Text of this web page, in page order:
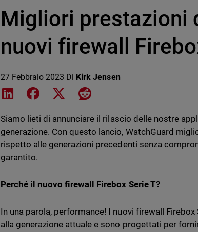
Migliori prestazioni
nuovi firewall
27 Febbraio 2023 Di Kirk Jensen
Share on LinkedIn
Share on Facebook
Share on XShare on Reddit
Siamo lieti di annunciare il rilascio delle nostre
generazione. Con questo lancio, WatchGuard
rispetto alle generazioni precedenti senza
garantito.
Perché il nuovo firewall Firebox Serie T?
In una parola, performance! I nuovi firewall
alla generazione attuale e sono progettati per